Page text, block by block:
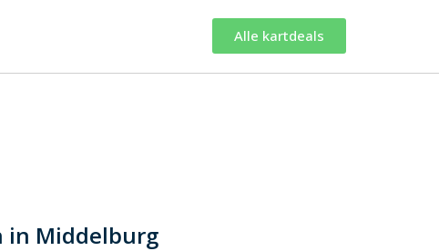
Alle kartdeals
in Middelburg